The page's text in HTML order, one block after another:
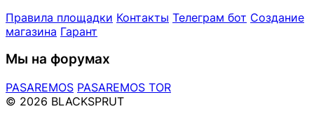
Правила площадки Контакты Телеграм бот Создание
магазина Гарант
Мы на форумах
PASAREMOS PASAREMOS TOR
© 2026 BLACKSPRUT